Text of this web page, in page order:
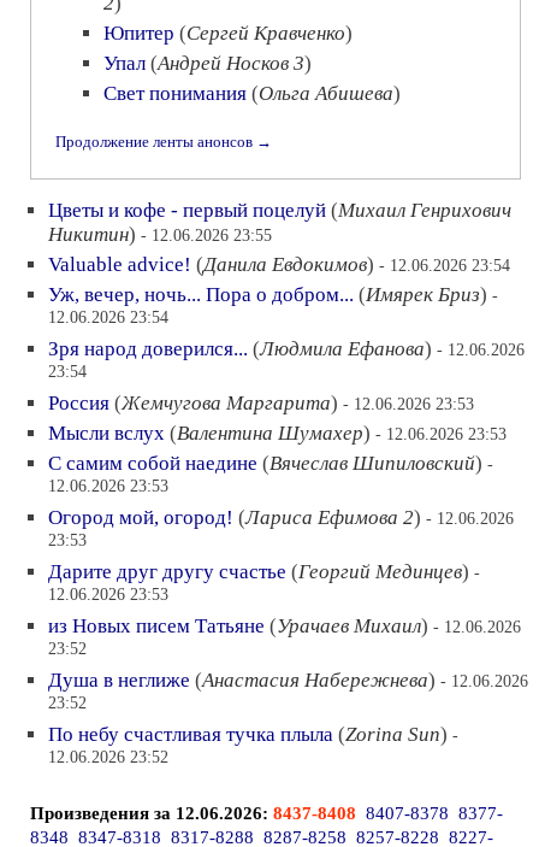
Юпитер (Сергей Кравченко)
Упал (Андрей Носков 3)
Свет понимания (Ольга Абишева)
Продолжение ленты анонсов →
Цветы и кофе - первый поцелуй (Михаил Генрихович
Никитин) - 12.06.2026 23:55
Valuable advice! (Данила Евдокимов) - 12.06.2026 23:54
Уж, вечер, ночь... Пора о добром... (Имярек Бриз) -
12.06.2026 23:54
Зря народ доверился... (Людмила Ефанова) - 12.06.2026
23:54
Россия (Жемчугова Маргарита) - 12.06.2026 23:53
Мысли вслух (Валентина Шумахер) - 12.06.2026 23:53
С самим собой наедине (Вячеслав Шипиловский) -
12.06.2026 23:53
Огород мой, огород! (Лариса Ефимова 2) - 12.06.2026
23:53
Дарите друг другу счастье (Георгий Мединцев) -
12.06.2026 23:53
из Новых писем Татьяне (Урачаев Михаил) - 12.06.2026
23:52
Душа в неглиже (Анастасия Набережнева) - 12.06.2026
23:52
По небу счастливая тучка плыла (Zorina Sun) -
12.06.2026 23:52
Произведения за 12.06.2026: 8437-8408 8407-8378 8377-
8348 8347-8318 8317-8288 8287-8258 8257-8228 8227-